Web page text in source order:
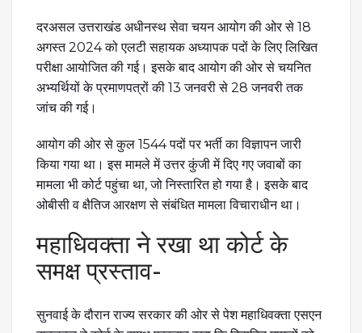
दरअसल उत्तराखंड अधीनस्थ सेवा चयन आयोग की ओर से 18
अगस्त 2024 को एलटी सहायक अध्यापक पदों के लिए लिखित
परीक्षा आयोजित की गई। इसके बाद आयोग की ओर से चयनित
अभ्यर्थियों के प्रमाणपत्रों की 13 जनवरी से 28 जनवरी तक
जांच की गई।
आयोग की ओर से कुल 1544 पदों पर भर्ती का विज्ञापन जारी
किया गया था। इस मामले में उत्तर कुंजी में दिए गए जवाबों का
मामला भी कोर्ट पहुंचा था, जो निस्तारित हो गया है। इसके बाद
ओबीसी व क्षैतिज आरक्षण से संबंधित मामला विचाराधीन था।
महाधिवक्ता ने रखा था कोर्ट के
समक्ष प्रस्ताव-
सुनवाई के दौरान राज्य सरकार की ओर से पेश महाधिवक्ता एसएन